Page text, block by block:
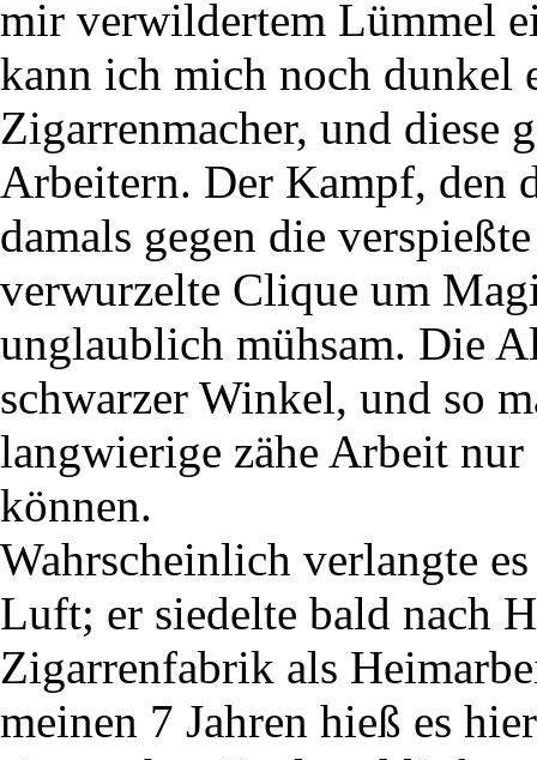
mir verwildertem Lümmel
kann ich mich noch dunkel
Zigarrenmacher, und diese
Arbeitern. Der Kampf, den
damals gegen die
verwurzelte Clique um
unglaublich mühsam. Die
schwarzer Winkel, und so
langwierige zähe Arbeit
können.
Wahrscheinlich verlangte
Luft; er siedelte bald nach
Zigarrenfabrik als
meinen 7 Jahren hieß es